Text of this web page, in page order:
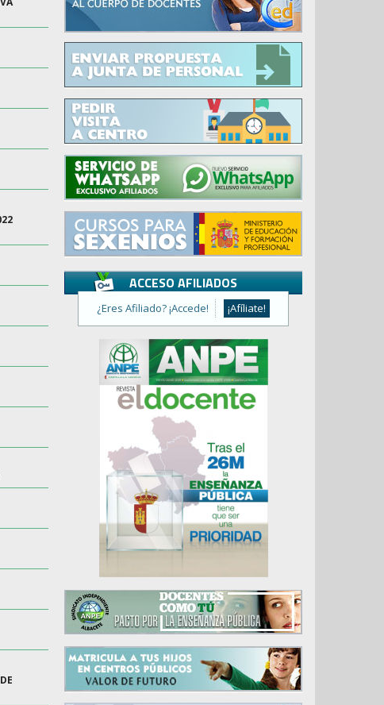
ACCESO AFILIADOS
¿Eres Afiliado? ¡Accede! ¡Afíliate!